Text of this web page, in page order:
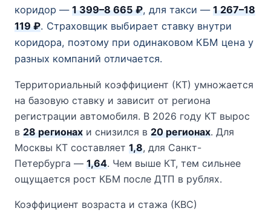
коридор — 1 399–8 665 ₽, для такси — 1 267–18
119 ₽. Страховщик выбирает ставку внутри
коридора, поэтому при одинаковом КБМ цена у
разных компаний отличается.
Территориальный коэффициент (КТ) умножается
на базовую ставку и зависит от региона
регистрации автомобиля. В 2026 году КТ вырос
в 28 регионах и снизился в 20 регионах. Для
Москвы КТ составляет 1,8, для Санкт-
Петербурга — 1,64. Чем выше КТ, тем сильнее
ощущается рост КБМ после ДТП в рублях.
Коэффициент возраста и стажа (КВС)